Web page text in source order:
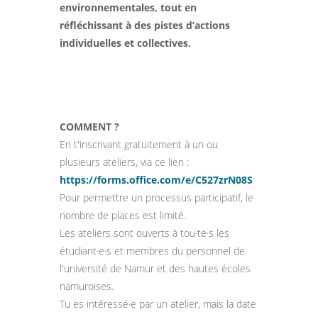
environnementales, tout en
réfléchissant à des pistes d’actions
individuelles et collectives.
COMMENT ?
En t'inscrivant gratuitement à un ou
plusieurs ateliers, via ce lien :
https://forms.office.com/e/C527zrN08S
Pour permettre un processus participatif, le
nombre de places est limité.
Les ateliers sont ouverts à tou·te·s les
étudiant·e·s et membres du personnel de
l'université de Namur et des hautes écoles
namuroises.
Tu es intéressé·e par un atelier, mais la date